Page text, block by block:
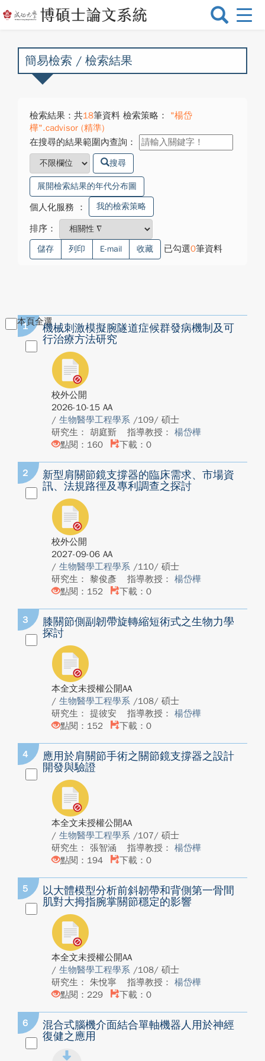
選
換
簡易檢索 / 檢索結果
檢索結果：共18筆資料 檢索策略：
"楊岱
樺".cadvisor (精準)
在搜尋的結果範圍內查詢：
搜尋
展開檢索結果的年代分布圖
個人化服務 ： 我的檢索策略
排序：
儲存 列印 E-mail 收藏 已勾選0筆資料
本頁全選
1
機械刺激模擬腕隧道症候群發病機制及可
行治療方法研究
校外公開
2026-10-15 AA
/ 生物醫學工程學系 /109/ 碩士
研究生： 胡庭斳
指導教授： 楊岱樺
點閱：160
下載：0
2
新型肩關節鏡支撐器的臨床需求、市場資
訊、法規路徑及專利調查之探討
校外公開
2027-09-06 AA
/ 生物醫學工程學系 /110/ 碩士
研究生： 黎俊彥
指導教授： 楊岱樺
點閱：152
下載：0
3
膝關節側副韌帶旋轉縮短術式之生物力學
探討
本全文未授權公開AA
/ 生物醫學工程學系 /108/ 碩士
研究生： 提彼安
指導教授： 楊岱樺
點閱：152
下載：0
4
應用於肩關節手術之關節鏡支撐器之設計
開發與驗證
本全文未授權公開AA
/ 生物醫學工程學系 /107/ 碩士
研究生： 張智涵
指導教授： 楊岱樺
點閱：194
下載：0
5
以大體模型分析前斜韌帶和背側第一骨間
肌對大拇指腕掌關節穩定的影響
本全文未授權公開AA
/ 生物醫學工程學系 /108/ 碩士
研究生： 朱悅寧
指導教授： 楊岱樺
點閱：229
下載：0
6
混合式腦機介面結合單軸機器人用於神經
復健之應用